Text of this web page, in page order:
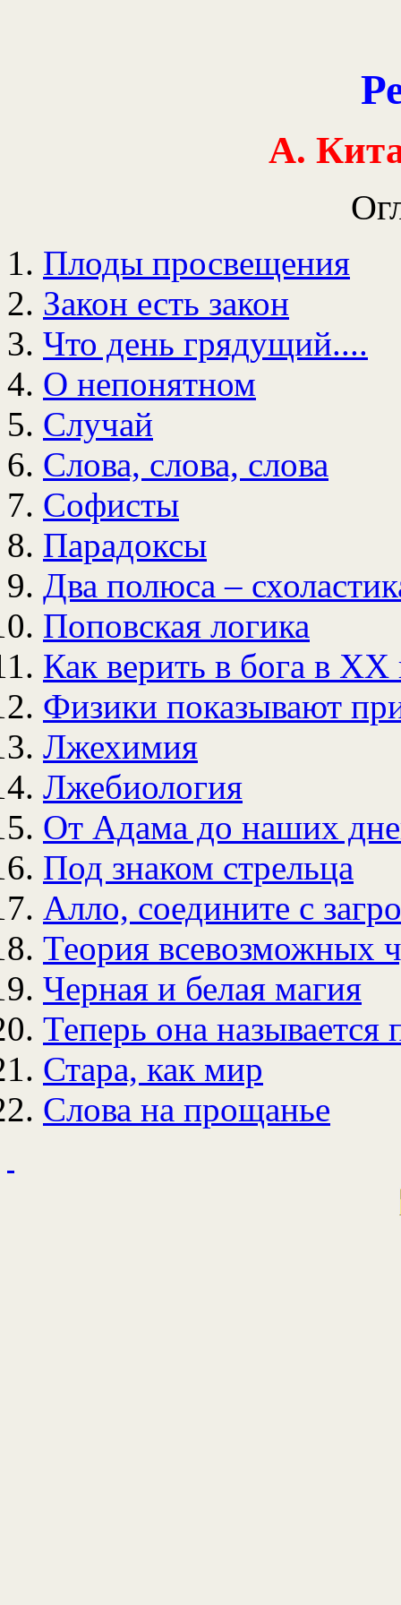
А.
Плоды просвещения
Закон есть закон
Что день грядущий....
О непонятном
Случай
Слова, слова, слова
Софисты
Парадоксы
Два полюса –
Поповская логика
Как верить в бога в XX
Физики показывают
Лжехимия
Лжебиология
От Адама до наших
Под знаком стрельца
Алло, соедините с
Теория всевозможных
Черная и белая магия
Теперь она называется
Стара, как мир
Слова на прощанье